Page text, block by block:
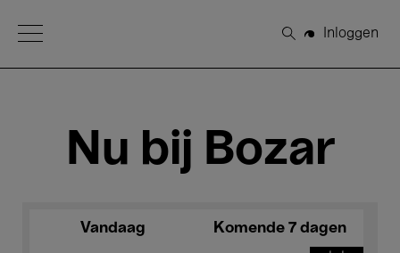
Open Menu
Zoeken
Inloggen
Nu bij Bozar
Vandaag Komende 7 dagen